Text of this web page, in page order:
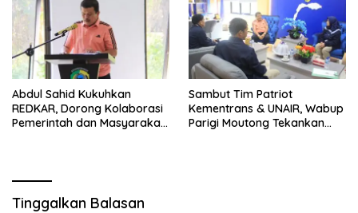
Abdul Sahid Kukuhkan
REDKAR, Dorong Kolaborasi
Pemerintah dan Masyarakat
Sambut Tim Patriot
Kementrans & UNAIR, Wabup
Parigi Moutong Tekankan
Tinggalkan Balasan